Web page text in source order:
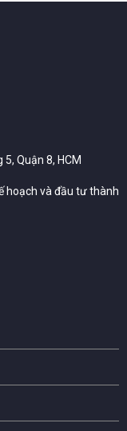
Quận 8, HCM
hoạch và đầu tư thành